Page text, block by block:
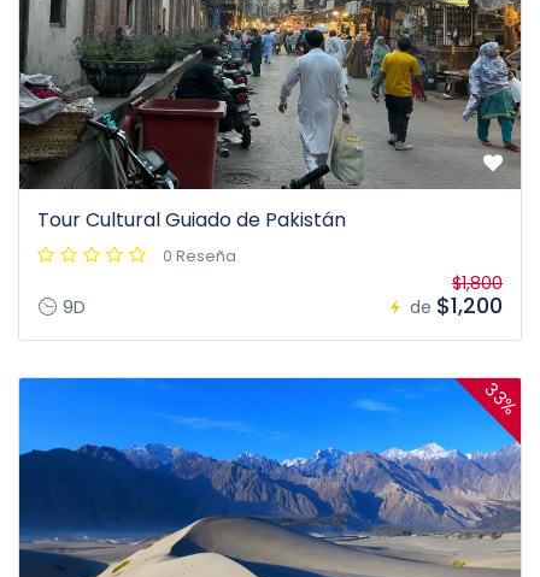
Tour Cultural Guiado de Pakistán
0 Reseña
9D de
$1,800
$1,200
33%